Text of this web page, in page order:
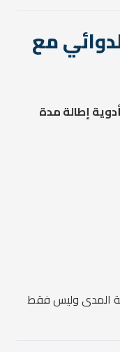
مع
أدوية إطالة مدة
المدى وليس فقط